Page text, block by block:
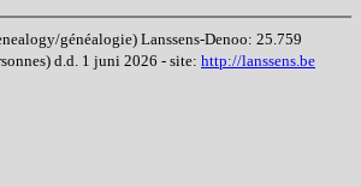
généalogie) Lanssens-Denoo: 25.759
d.d. 1 juni 2026 - site: http://lanssens.be